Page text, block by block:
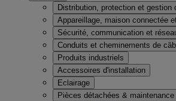
Distribution, protection et gestion
Appareillage, maison connectée
Sécurité, communication et
Conduits et cheminements de
Produits industriels
Accessoires d'installation
Eclairage
Pièces détachées & maintenance